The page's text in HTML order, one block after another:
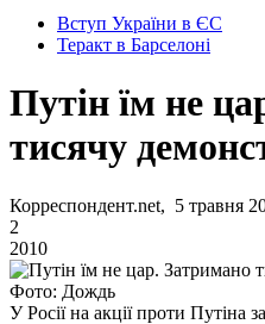
Вступ України в ЄС
Теракт в Барселоні
Путін їм не
тисячу
Корреспондент.net, 5 травня
2
2010
Фото: Дождь
У Росії на акції проти Путіна